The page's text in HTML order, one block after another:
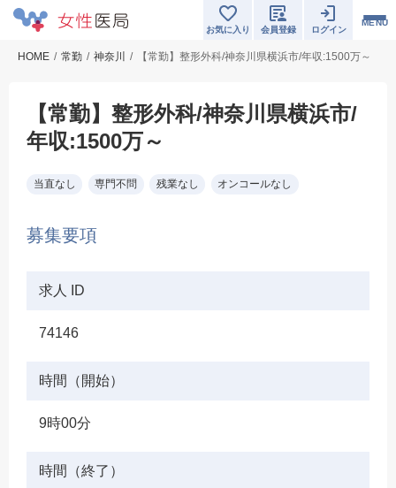
MENU
お気に入り 会員登録 ログイン
HOME 常勤 神奈川 【常勤】整形外科/神奈川県横浜市/年収:1500万～
【常勤】整形外科/神奈川県横浜市/
年収:1500万～
当直なし 専門不問 残業なし オンコールなし
募集要項
求人 ID
74146
時間（開始）
9時00分
時間（終了）